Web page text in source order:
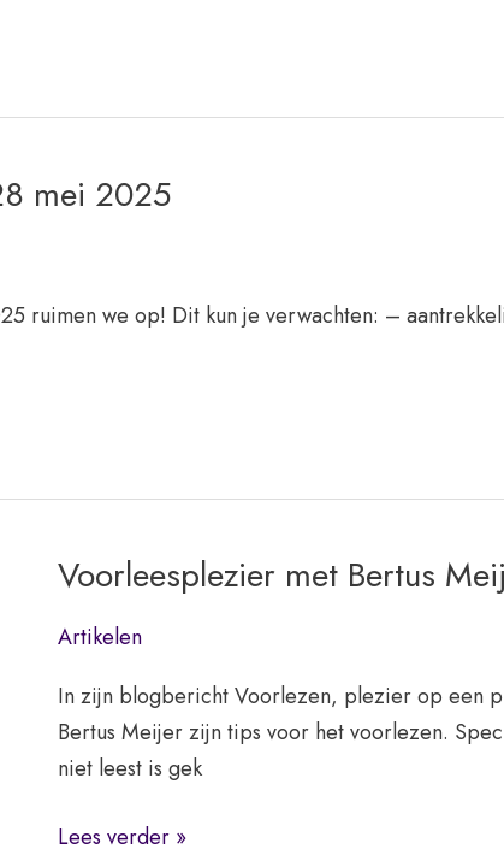
mei 2025
ruimen we op! Dit kun je verwachten: –
Voorleesplezier met Bertus
Artikelen
In zijn blogbericht Voorlezen, plezier op een
Bertus Meijer zijn tips voor het voorlezen.
niet leest is gek
Voorleesplezier
Lees verder »